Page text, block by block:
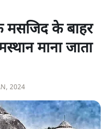
मसजिद के बाहर
माना जाता
2024